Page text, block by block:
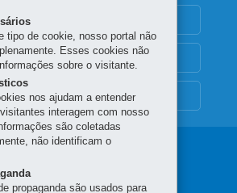
INSTITUCIONAL
tipo de cookie, nosso portal não
Esses cookies não
sobre o visitante.
nos ajudam a entender
interagem com nosso
são coletadas
não identificam o
propaganda são usados para